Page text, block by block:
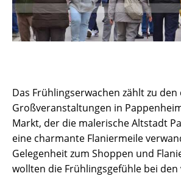
Das Frühlingserwachen zählt zu den
Großveranstaltungen in
Markt, der die malerische Altstadt
eine charmante Flaniermeile
Gelegenheit zum Shoppen und
wollten die Frühlingsgefühle bei den